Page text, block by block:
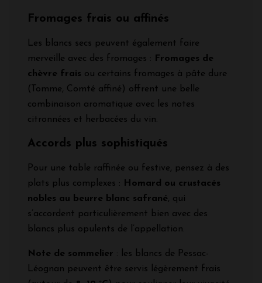
Fromages frais ou affinés
Les blancs secs peuvent également faire
merveille avec des fromages :
Fromages de
chèvre frais ou certains fromages à pâte dure
(Tomme, Comté affiné) offrent une belle
combinaison aromatique avec les notes
citronnées et herbacées du vin.
Accords plus sophistiqués
Pour une table raffinée ou festive, pensez à des
plats plus complexes :
Homard ou crustacés
nobles au beurre blanc safrané, qui
s’accordent particulièrement bien avec des
blancs plus opulents de l’appellation.
Note de sommelier : les blancs de Pessac-
Léognan peuvent être servis légèrement frais